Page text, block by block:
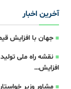
آخرین اخبار
جهان با افزایش
نقشه راه ملی
افزایش…
مشاور وزیر